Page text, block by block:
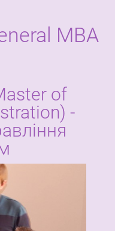
МВА
of
-